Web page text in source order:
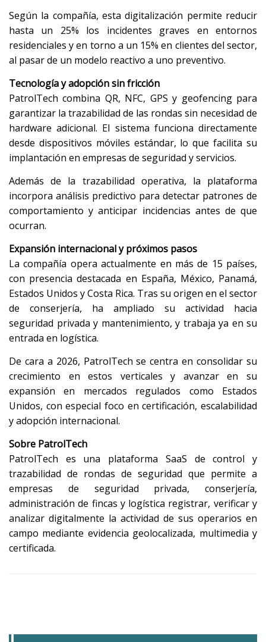
Según la compañía, esta digitalización permite reducir
hasta un 25% los incidentes graves en entornos
residenciales y en torno a un 15% en clientes del sector,
al pasar de un modelo reactivo a uno preventivo.
Tecnología y adopción sin fricción
PatrolTech combina QR, NFC, GPS y geofencing para
garantizar la trazabilidad de las rondas sin necesidad de
hardware adicional. El sistema funciona directamente
desde dispositivos móviles estándar, lo que facilita su
implantación en empresas de seguridad y servicios.
Además de la trazabilidad operativa, la plataforma
incorpora análisis predictivo para detectar patrones de
comportamiento y anticipar incidencias antes de que
ocurran.
Expansión internacional y próximos pasos
La compañía opera actualmente en más de 15 países,
con presencia destacada en España, México, Panamá,
Estados Unidos y Costa Rica. Tras su origen en el sector
de conserjería, ha ampliado su actividad hacia
seguridad privada y mantenimiento, y trabaja ya en su
entrada en logística.
De cara a 2026, PatrolTech se centra en consolidar su
crecimiento en estos verticales y avanzar en su
expansión en mercados regulados como Estados
Unidos, con especial foco en certificación, escalabilidad
y adopción internacional.
Sobre PatrolTech
PatrolTech es una plataforma SaaS de control y
trazabilidad de rondas de seguridad que permite a
empresas de seguridad privada, conserjería,
administración de fincas y logística registrar, verificar y
analizar digitalmente la actividad de sus operarios en
campo mediante evidencia geolocalizada, multimedia y
certificada.